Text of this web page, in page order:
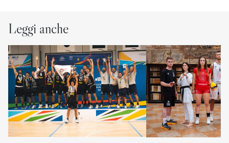
Leggi anche